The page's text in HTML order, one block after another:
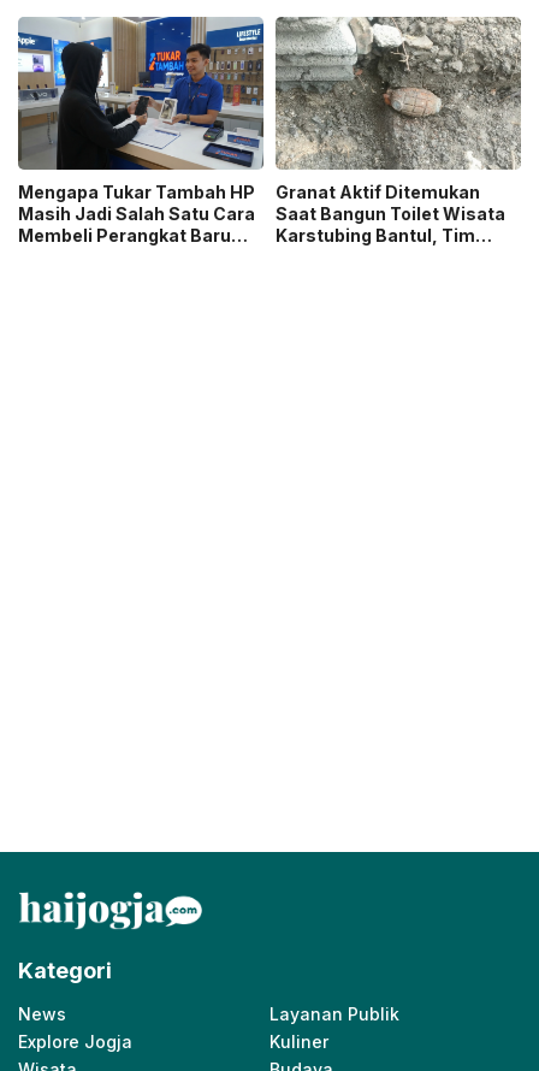
Terdampak
Dorong Karya Berkualitas
Sambut 5 Abad Jakarta
Mengapa Tukar Tambah HP
Masih Jadi Salah Satu Cara
Membeli Perangkat Baru
Granat Aktif Ditemukan
Saat Bangun Toilet Wisata
Karstubing Bantul, Tim
Kategori
News
Layanan Publik
Explore Jogja
Kuliner